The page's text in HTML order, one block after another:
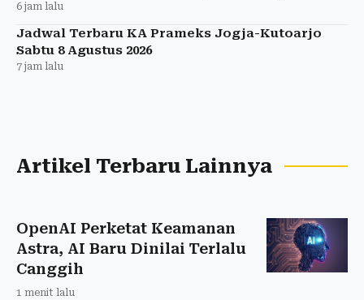
6 jam lalu
Jadwal Terbaru KA Prameks Jogja-Kutoarjo
Sabtu 8 Agustus 2026
7 jam lalu
Artikel Terbaru Lainnya
OpenAI Perketat Keamanan
Astra, AI Baru Dinilai Terlalu
Canggih
1 menit lalu